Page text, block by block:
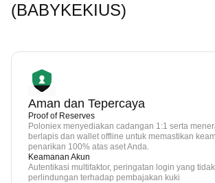
(BABYKEKIUS)
Aman dan Tepercaya
Proof of Reserves
Poloniex menyediakan cadangan 1:1 serta
berlapis dan wallet offline untuk memastikan
penarikan 100% atas aset Anda.
Keamanan Akun
Autentikasi multifaktor, peringatan login yang
perlindungan terhadap pembajakan kuki